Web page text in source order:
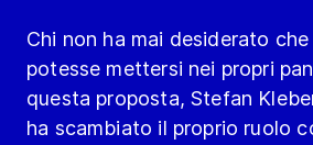
Chi non ha mai desiderato
potesse mettersi nei propri
questa proposta, Stefan
ha scambiato il proprio ruolo